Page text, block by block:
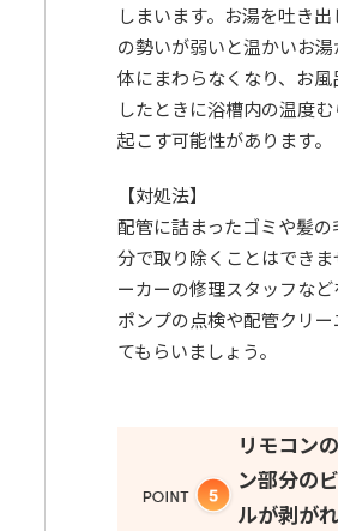
しまいます。お湯を吐き出
の勢いが弱いと温かいお
体にまわらなくなり、お風
したときに浴槽内の温度む
起こす可能性があります。
【対処法】
配管に詰まったゴミや髪の
分で取り除くことはできま
ーカーの修理スタッフなど
ポンプの点検や配管クリ
てもらいましょう。
リモコン
ン部分の
ルが剥が